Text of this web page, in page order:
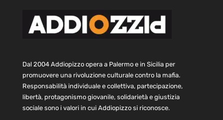
Dal 2004 Addiopizzo opera a Palermo e in Sicilia per
promuovere una rivoluzione culturale contro la mafia.
Responsabilità individuale e collettiva, partecipazione,
libertà, protagonismo giovanile, solidarietà e giustizia
sociale sono i valori in cui Addiopizzo si riconosce.